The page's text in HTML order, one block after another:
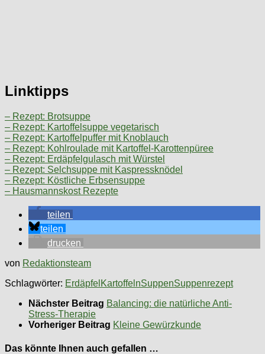
Linktipps
– Rezept: Brotsuppe
– Rezept: Kartoffelsuppe vegetarisch
– Rezept: Kartoffelpuffer mit Knoblauch
– Rezept: Kohlroulade mit Kartoffel-Karottenpüree
– Rezept: Erdäpfelgulasch mit Würstel
– Rezept: Selchsuppe mit Kaspressknödel
– Rezept: Köstliche Erbsensuppe
– Hausmannskost Rezepte
teilen
teilen
drucken
von Redaktionsteam
Schlagwörter: Erdäpfel KartoffelnSuppenSuppenrezept
Nächster Beitrag Balancing: die natürliche Anti-
Stress-Therapie
Vorheriger Beitrag Kleine Gewürzkunde
Das könnte Ihnen auch gefallen …